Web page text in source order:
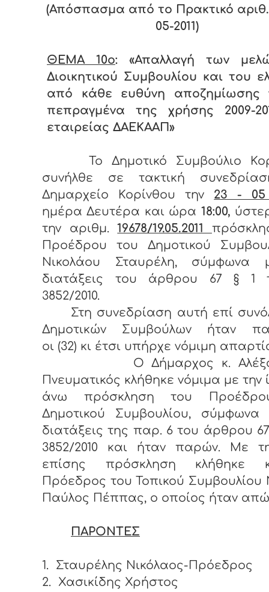
(Απόσπασμα από το Πρακτικό αριθ.
05-2011)
ΘΕΜΑ 10o: «Απαλλαγή των
Διοικητικού Συμβουλίου και του
από κάθε ευθύνη αποζημίωσης
πεπραγμένα της χρήσης 2009-
εταιρείας ΔΑΕΚΑΑΠ»
Το Δημοτικό Συμβούλιο
συνήλθε σε τακτική
Δημαρχείο Κορίνθου την 23 - 05
ημέρα Δευτέρα και ώρα 18:00,
την αριθμ.19678/19.05.2011
Προέδρου του Δημοτικού
Νικολάου Σταυρέλη, σύμφωνα
διατάξεις του άρθρου 67 § 1
3852/2010.
Στη συνεδρίαση αυτή επί
Δημοτικών Συμβούλων ήταν
οι (32) κι έτσι υπήρχε νόμιμη
Ο Δήμαρχος κ.
Πνευματικός κλήθηκε νόμιμα με την
άνω πρόσκληση του
Δημοτικού Συμβουλίου, σύμφωνα
διατάξεις της παρ. 6 του άρθρου
3852/2010 και ήταν παρών. Με
επίσης πρόσκληση κλήθηκε
Πρόεδρος του Τοπικού Συμβουλίου
Παύλος Πέππας, ο οποίος ήταν
ΠΑΡΟΝΤΕΣ
1.
Σταυρέλης Νικόλαος-Πρόεδρος
2.
Χασικίδης Χρήστος